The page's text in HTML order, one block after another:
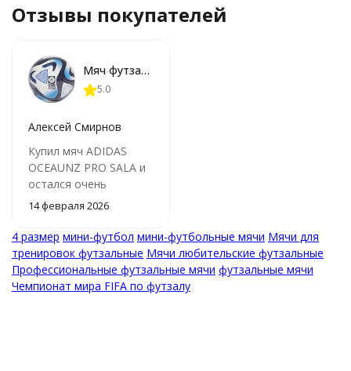
Отзывы покупателей
Мяч футзальный ADIDAS OCEAUNZ PRO SALA
5.0
Алексей Смирнов
Купил мяч ADIDAS
OCEAUNZ PRO SALA и
остался очень
доволен качеством и
характеристиками.
Отлично лежит в
руках и точно летит
при ударе. Рекомендую
всем фанатам
14 февраля 2026
4 размер мини-футбол мини-футбольные мячи Мячи для
тренировок футзальные Мячи любительские футзальные
Профессиональные футзальные мячи футзальные мячи
Чемпионат мира FIFA по футзалу